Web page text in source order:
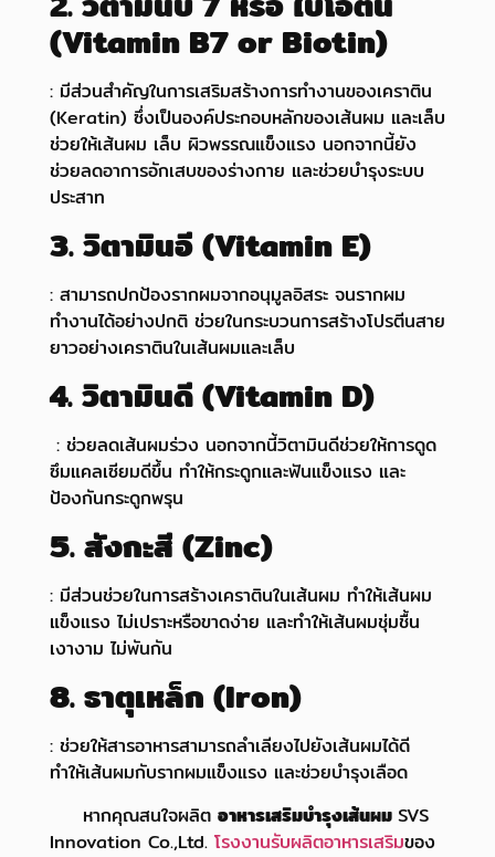
(Vitamin B7 or Biotin)
: มีส่วนสำคัญในการเสริมสร้างการทำงานของเคราติน
(Keratin) ซึ่งเป็นองค์ประกอบหลักของเส้นผม และเล็บ
ช่วยให้เส้นผม เล็บ ผิวพรรณแข็งแรง นอกจากนี้ยัง
ช่วยลดอาการอักเสบของร่างกาย และช่วยบำรุงระบบ
ประสาท
3. วิตามินอี (Vitamin E)
: สามารถปกป้องรากผมจากอนุมูลอิสระ จนรากผม
ทำงานได้อย่างปกติ ช่วยในกระบวนการสร้างโปรตีนสาย
ยาวอย่างเคราตินในเส้นผมและเล็บ
4. วิตามินดี (Vitamin D)
: ช่วยลดเส้นผมร่วง นอกจากนี้วิตามินดีช่วยให้การดูด
ซึมแคลเซียมดีขึ้น ทำให้กระดูกและฟันแข็งแรง และ
ป้องกันกระดูกพรุน
5. สังกะสี (Zinc)
: มีส่วนช่วยในการสร้างเคราตินในเส้นผม ทำให้เส้นผม
แข็งแรง ไม่เปราะหรือขาดง่าย และทำให้เส้นผมชุ่มชื้น
เงางาม ไม่พันกัน
8. ธาตุเหล็ก (Iron)
: ช่วยให้สารอาหารสามารถลำเลียงไปยังเส้นผมได้ดี
ทำให้เส้นผมกับรากผมแข็งแรง และช่วยบำรุงเลือด
หากคุณสนใจผลิต อาหารเสริมบำรุงเส้นผม SVS
Innovation Co.,Ltd. โรงงานรับผลิตอาหารเสริมของ